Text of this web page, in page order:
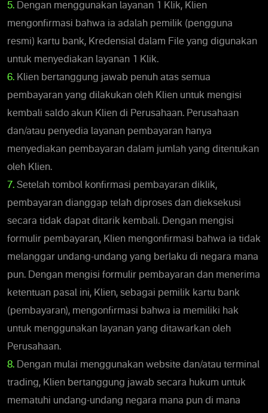
5. Dengan menggunakan layanan 1 Klik, Klien
mengonfirmasi bahwa ia adalah pemilik (pengguna
resmi) kartu bank, Kredensial dalam File yang digunakan
untuk menyediakan layanan 1 Klik.
6. Klien bertanggung jawab penuh atas semua
pembayaran yang dilakukan oleh Klien untuk mengisi
kembali saldo akun Klien di Perusahaan. Perusahaan
dan/atau penyedia layanan pembayaran hanya
menyediakan pembayaran dalam jumlah yang ditentukan
oleh Klien.
7. Setelah tombol konfirmasi pembayaran diklik,
pembayaran dianggap telah diproses dan dieksekusi
secara tidak dapat ditarik kembali. Dengan mengisi
formulir pembayaran, Klien mengonfirmasi bahwa ia tidak
melanggar undang-undang yang berlaku di negara mana
pun. Dengan mengisi formulir pembayaran dan menerima
ketentuan pasal ini, Klien, sebagai pemilik kartu bank
(pembayaran), mengonfirmasi bahwa ia memiliki hak
untuk menggunakan layanan yang ditawarkan oleh
Perusahaan.
8. Dengan mulai menggunakan website dan/atau terminal
trading, Klien bertanggung jawab secara hukum untuk
mematuhi undang-undang negara mana pun di mana